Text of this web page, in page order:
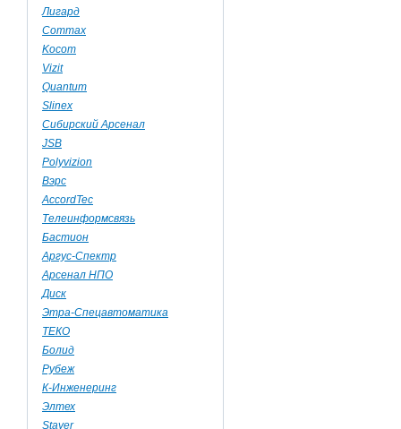
Лигард
Commax
Kocom
Vizit
Quantum
Slinex
Сибирский Арсенал
JSB
Polyvizion
Вэрс
AccordTec
Телеинформсвязь
Бастион
Аргус-Спектр
Арсенал НПО
Диск
Этра-Спецавтоматика
ТЕКО
Болид
Рубеж
К-Инженеринг
Элтех
Stayer